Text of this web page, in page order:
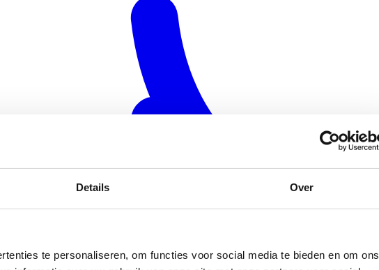
Details Over
te personaliseren, om functies voor social media te bieden en om ons